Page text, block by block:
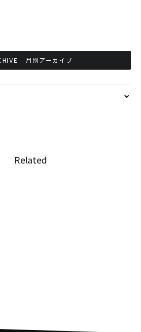
- 月別アーカイブ
Related